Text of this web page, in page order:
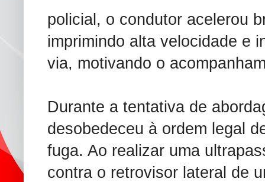
policial, o condutor acelerou
imprimindo alta velocidade e
via, motivando o
Durante a tentativa de
desobedeceu à ordem legal
fuga. Ao realizar uma
contra o retrovisor lateral de